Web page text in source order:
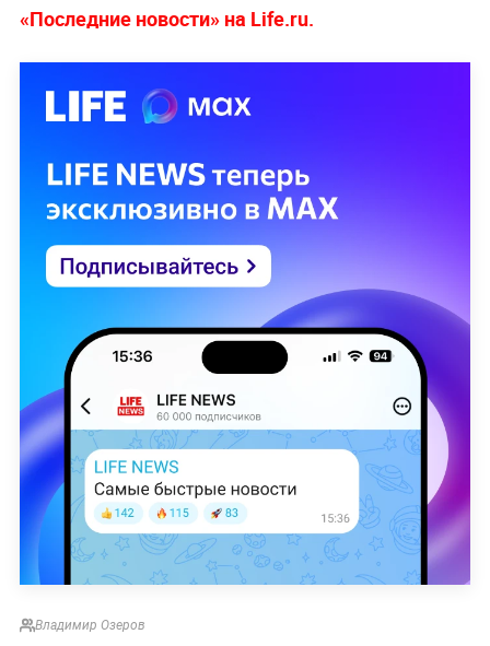
«Последние новости» на Life.ru.
Владимир Озеров